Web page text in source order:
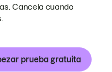
Cancela cuando
prueba gratuita